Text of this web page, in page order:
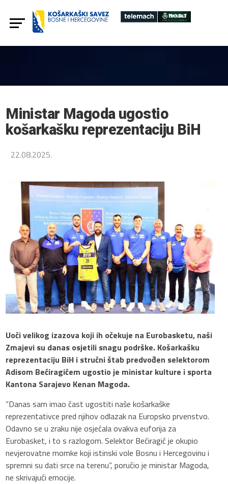
Ministar Magoda ugostio
košarkašku reprezentaciju BiH
22.08.2025.
Uoči velikog izazova koji ih očekuje na Eurobasketu, naši
Zmajevi su danas osjetili snagu podrške. Košarkašku
reprezentaciju BiH i stručni štab predvođen selektorom
Adisom Bećiragićem ugostio je ministar kulture i sporta
Kantona Sarajevo Kenan Magoda.
“Danas sam imao čast ugostiti naše košarkaške
reprezentativce pred njihov odlazak na Europsko prvenstvo.
Odavno se u zraku nije osjećala ovakva euforija za
Eurobasket, i to s razlogom. Selektor Bećiragić je okupio
nevjerovatne momke koji istinski vole Bosnu i Hercegovinu i
spremni su dati srce na terenu”, poručio je ministar Magoda,
ne skrivajući emocije.